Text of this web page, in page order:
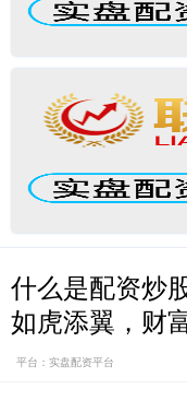
什么是配资炒
如虎添翼，财
平台：实盘配资平台